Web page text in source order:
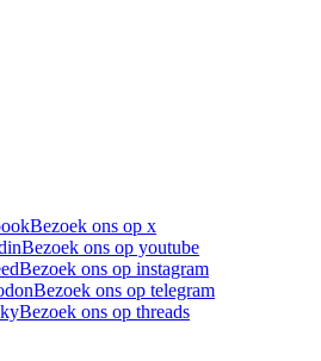
Bezoek ons op x
Bezoek ons op youtube
Bezoek ons op instagram
Bezoek ons op telegram
Bezoek ons op threads